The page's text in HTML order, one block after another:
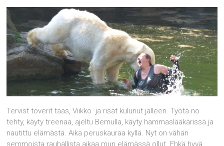
Tervist toverit taas, Viikko ja risat kulunut jälleen. Työtä no
tehty, käyty treenaa, ajeltu Bemulla, käyty hammaslääkärissä ja
nautittu elämästä. Aika peruskauraa kyllä. Nyt on vähän
semmoista rauhallista aikaa mun elämässä ollut. Ehkä hyvä